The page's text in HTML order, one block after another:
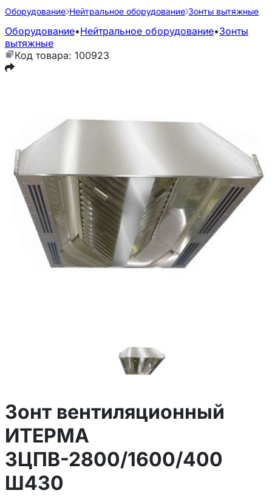
Оборудование Нейтральное оборудование Зонты вытяжные
Оборудование•Нейтральное оборудование•Зонты
вытяжные
Код товара: 100923
Зонт вентиляционный
ИТЕРМА
ЗЦПВ-2800/1600/400
Ш430